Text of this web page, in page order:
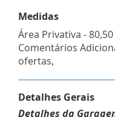
Medidas
Área Privativa - 80,50
Comentários
ofertas,
Detalhes Gerais
Detalhes da